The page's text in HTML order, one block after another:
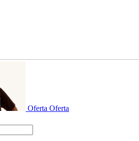
Oferta Oferta